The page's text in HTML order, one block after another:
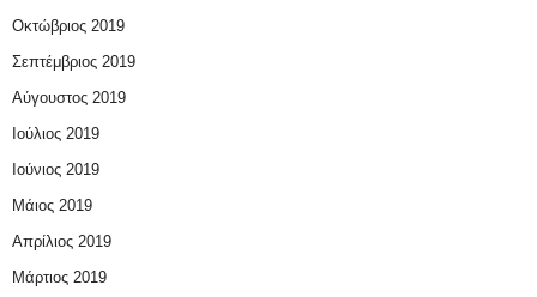
Οκτώβριος 2019
Σεπτέμβριος 2019
Αύγουστος 2019
Ιούλιος 2019
Ιούνιος 2019
Μάιος 2019
Απρίλιος 2019
Μάρτιος 2019